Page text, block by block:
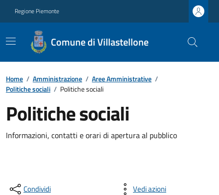
Regione Piemonte
Comune di Villastellone
Home / Amministrazione / Aree Amministrative /
Politiche sociali / Politiche sociali
Politiche sociali
Informazioni, contatti e orari di apertura al pubblico
Condividi Vedi azioni